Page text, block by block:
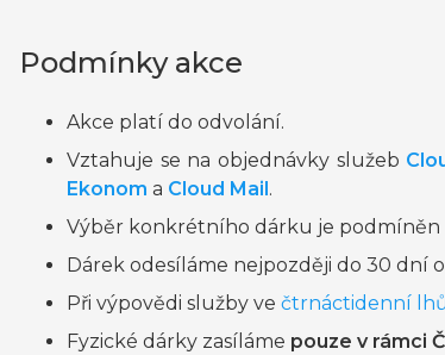
Podmínky akce
Akce platí do odvolání.
Vztahuje se na objednávky služeb
Ekonom a Cloud Mail .
Výběr konkrétního dárku je podmíněn
Dárek odesíláme nejpozději do 30 dní
Při výpovědi služby ve čtrnáctidenní
Fyzické dárky zasíláme pouze v rámci